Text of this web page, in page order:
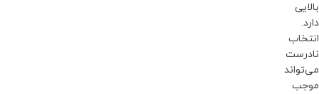
بالایی
دارد.
انتخاب
نادرست
می‌تواند
موجب